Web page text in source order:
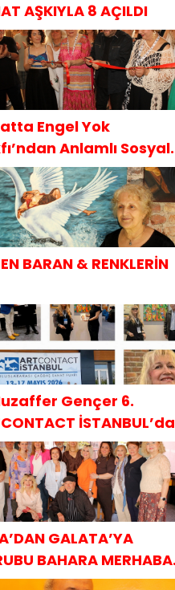
AŞKIYLA 8 AÇILDI
Engel Yok
Anlamlı Sosyal
Projesi
BARAN & RENKLERİN
Gençer 6.
İSTANBUL’da
ile
GALATA’YA
BAHARA MERHABA